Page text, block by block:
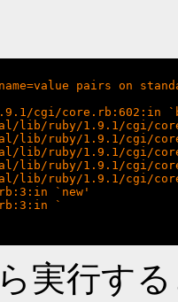
pairs on
cgi/core.rb:602:in
lib/ruby/1.9.1/cgi/
lib/ruby/1.9.1/cgi/
lib/ruby/1.9.1/cgi/
lib/ruby/1.9.1/cgi/
lib/ruby/1.9.1/cgi/
`new'
`
実行す